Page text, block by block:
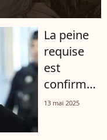
La peine
requise
est
confirmée
: Gérard
13 mai 2025